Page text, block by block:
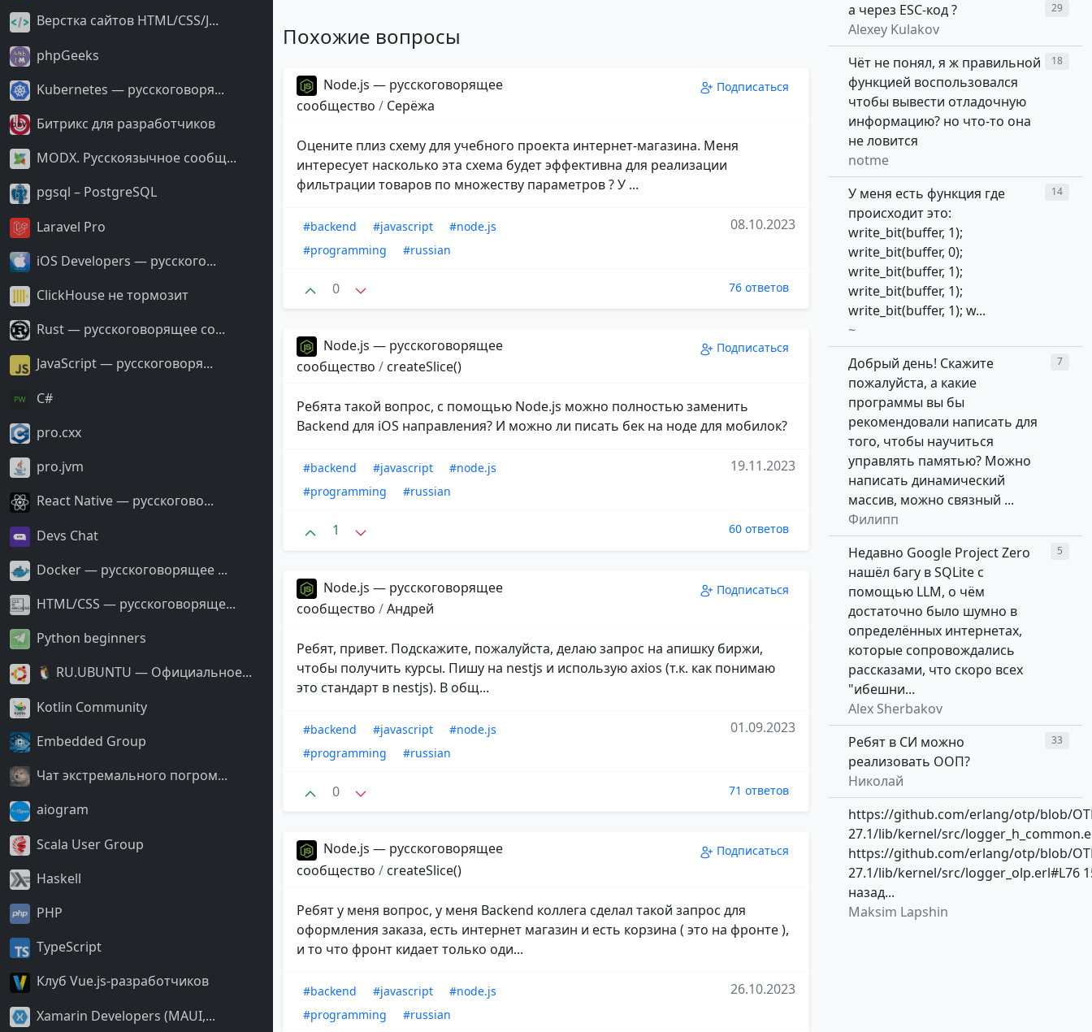
Верстка сайтов HTML/CSS/J...
phpGeeks
Kubernetes — русскоговоря...
Битрикс для разработчиков
MODX. Русскоязычное сообщ...
pgsql – PostgreSQL
Laravel Pro
iOS Developers — русского...
ClickHouse не тормозит
Rust — русскоговорящее со...
JavaScript — русскоговоря...
С#
pro.cxx
pro.jvm
React Native — русскогово...
Devs Chat
Docker — русскоговорящее ...
HTML/CSS — русскоговоряще...
Python beginners
🐧 RU.UBUNTU — Официальное...
Kotlin Community
Embedded Group
Чат экстремального погром...
aiogram
Scala User Group
Haskell
PHP
TypeScript
Клуб Vue.js-разработчиков
Xamarin Developers (MAUI,...
Похожие вопросы
Node.js — русскоговорящее
сообщество / Серёжа
Подписаться
Оцените плиз схему для учебного проекта интернет-магазина. Меня
интересует насколько эта схема будет эффективна для реализации
фильтрации товаров по множеству параметров ? У ...
#backend #javascript
#node.js
#programming
#russian
08.10.2023
0 76 ответов
Node.js — русскоговорящее
сообщество / createSlice()
Подписаться
Ребята такой вопрос, с помощью Node.js можно полностью заменить
Backend для iOS направления? И можно ли писать бек на ноде для мобилок?
#backend #javascript
#node.js
#programming
#russian
19.11.2023
1 60 ответов
Node.js — русскоговорящее
сообщество /Андрей
Подписаться
Ребят, привет. Подскажите, пожалуйста, делаю запрос на апишку биржи,
чтобы получить курсы. Пишу на nestjs и использую axios (т.к. как понимаю
это стандарт в nestjs). В общ...
#backend #javascript
#node.js
#programming
#russian
01.09.2023
0 71 ответов
Node.js — русскоговорящее
сообщество / createSlice()
Подписаться
Ребят у меня вопрос, у меня Backend коллега сделал такой запрос для
оформления заказа, есть интернет магазин и есть корзина ( это на фронте ),
и то что фронт кидает только оди...
#backend #javascript
#node.js
#programming
#russian
26.10.2023
а через ESC-код ?
Alexey Kulakov
29
Чёт не понял, я ж правильной
функцией воспользовался
чтобы вывести отладочную
информацию? но что-то она
не ловится
notme
18
У меня есть функция где
происходит это:
write_bit(buffer, 1);
write_bit(buffer, 0);
write_bit(buffer, 1);
write_bit(buffer, 1);
write_bit(buffer, 1); w...
~
14
Добрый день! Скажите
пожалуйста, а какие
программы вы бы
рекомендовали написать для
того, чтобы научиться
управлять памятью? Можно
написать динамический
массив, можно связный ...
Филипп
7
Недавно Google Project Zero
нашёл багу в SQLite с
помощью LLM, о чём
достаточно было шумно в
определённых интернетах,
которые сопровождались
рассказами, что скоро всех
"ибешни...
Alex Sherbakov
5
Ребят в СИ можно
реализовать ООП?
Николай
33
https://github.com/erlang/otp/blob/
27.1/lib/kernel/src/
https://github.com/erlang/otp/blob/
27.1/lib/kernel/src/logger_olp.erl#L76
назад...
Maksim Lapshin